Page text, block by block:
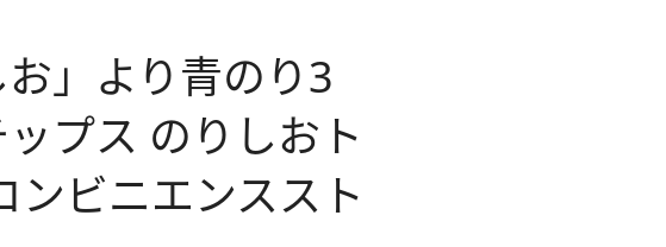
」より青のり3
プス のりしおト
ンビニエンススト